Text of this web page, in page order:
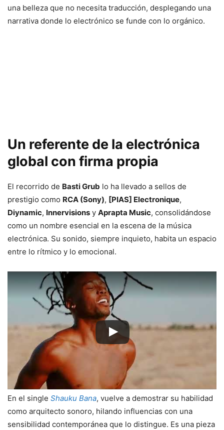
una belleza que no necesita traducción, desplegando una
narrativa donde lo electrónico se funde con lo orgánico.
Un referente de la electrónica
global con firma propia
El recorrido de Basti Grub lo ha llevado a sellos de
prestigio como RCA (Sony), [PIAS] Electronique,
Diynamic, Innervisions y Aprapta Music, consolidándose
como un nombre esencial en la escena de la música
electrónica. Su sonido, siempre inquieto, habita un espacio
entre lo rítmico y lo emocional.
En el single Shauku Bana, vuelve a demostrar su habilidad
como arquitecto sonoro, hilando influencias con una
sensibilidad contemporánea que lo distingue. Es una pieza